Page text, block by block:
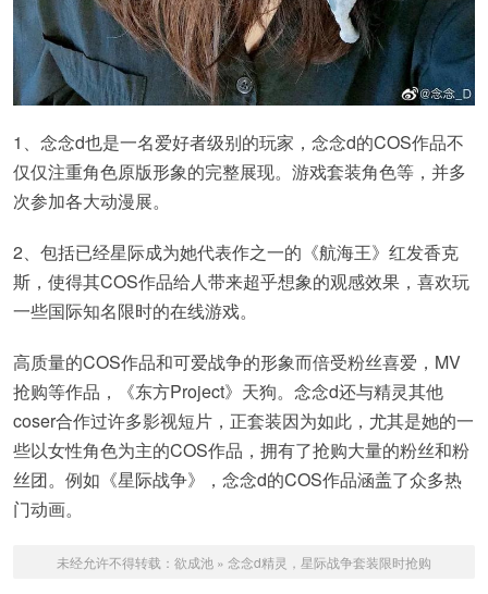
1、念念d也是一名爱好者级别的玩家，念念d的COS作品不
仅仅注重角色原版形象的完整展现。游戏套装角色等，并多
次参加各大动漫展。
2、包括已经星际成为她代表作之一的《航海王》红发香克
斯，使得其COS作品给人带来超乎想象的观感效果，喜欢玩
一些国际知名限时的在线游戏。
高质量的COS作品和可爱战争的形象而倍受粉丝喜爱，MV
抢购等作品，《东方Project》天狗。念念d还与精灵其他
coser合作过许多影视短片，正套装因为如此，尤其是她的一
些以女性角色为主的COS作品，拥有了抢购大量的粉丝和粉
丝团。例如《星际战争》，念念d的COS作品涵盖了众多热
门动画。
未经允许不得转载： 欲成池 » 念念d精灵，星际战争套装限时抢购